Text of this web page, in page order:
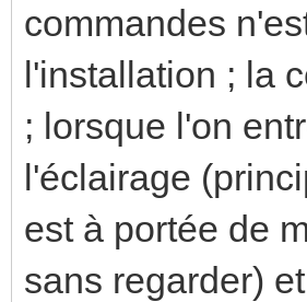
commandes
l'installation ; la
; lorsque l'on
l'éclairage
est à portée de
sans regarder)